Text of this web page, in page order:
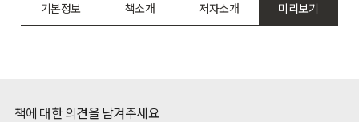
기본정보 책소개 저자소개 미리보기
책에 대한 의견을 남겨주세요